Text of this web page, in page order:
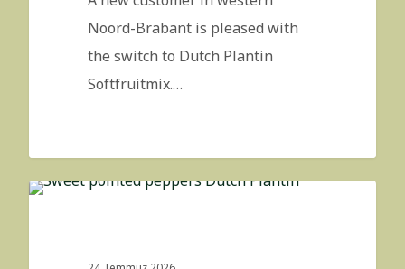
Noord-Brabant is pleased with
the switch to Dutch Plantin
Softfruitmix.…